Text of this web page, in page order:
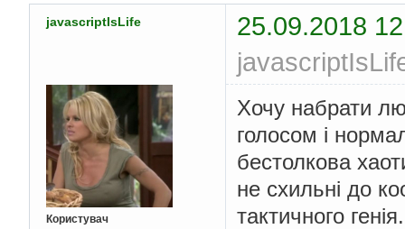
javascriptIsLife
25.09.2018
Користувач
Хочу набрати
голосом і
бестолкова
не схильні до
тактичного